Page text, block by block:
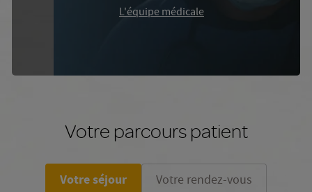
L'équipe médicale
Votre parcours patient
Votre séjour Votre rendez-vous